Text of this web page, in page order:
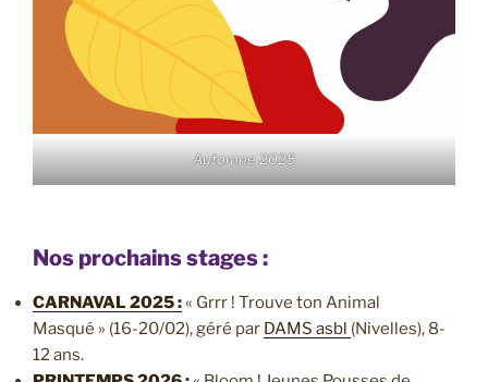
Automne 2025
Nos prochains stages :
CARNAVAL 2025 :« Grrr ! Trouve ton Animal
Masqué » (16-20/02), géré par DAMS asbl (Nivelles), 8-
12 ans.